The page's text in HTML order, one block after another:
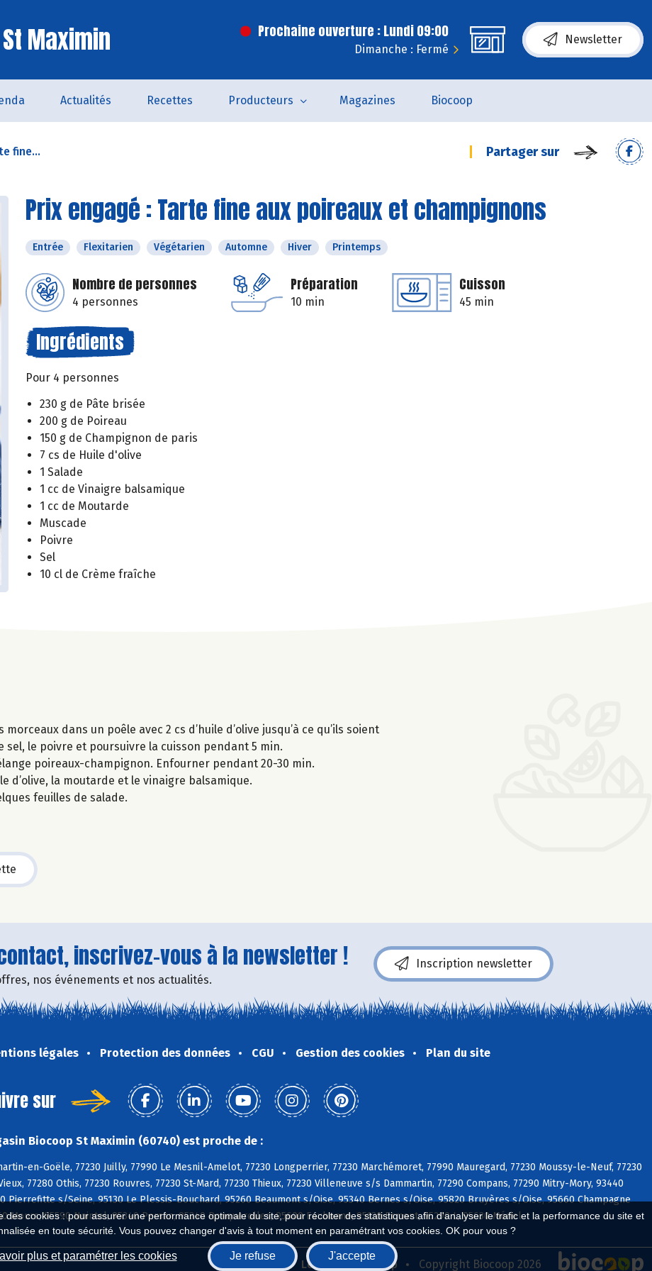
cookies : pour assurer une performance optimale du site, pour récolter des statistiques afin d'analyser le trafic et la performance du site et
en toute sécurité. Vous pouvez changer d'avis à tout moment en paramétrant vos cookies. OK pour vous ?
plus et paramétrer les cookies Je refuse J'accepte
Maximin Prochaine ouverture : Lundi 09:00
Dimanche : Fermé
Newsletter
Actualités Recettes Producteurs Magazines Biocoop
fine... Partager sur
Prix engagé : Tarte fine aux poireaux et champignons
Entrée Flexitarien Végétarien Automne Hiver Printemps
Nombre de personnes
4 personnes
Préparation
10 min
Cuisson
45 min
Ingrédients
Pour 4 personnes
230 g de Pâte brisée
200 g de Poireau
150 g de Champignon de paris
7 cs de Huile d'olive
1 Salade
1 cc de Vinaigre balsamique
1 cc de Moutarde
Muscade
Poivre
Sel
10 cl de Crème fraîche
dans un poêle avec 2 cs d’huile d’olive jusqu’à ce qu’ils soient
le poivre et poursuivre la cuisson pendant 5 min.
poireaux-champignon. Enfourner pendant 20-30 min.
d’olive, la moutarde et le vinaigre balsamique.
feuilles de salade.
inscrivez-vous à la newsletter !
nos événements et nos actualités.
Inscription newsletter
légales Protection des données CGU Gestion des cookies Plan du site
sur
Biocoop St Maximin (60740) est proche de :
en-Goële, 77230 Juilly, 77990 Le Mesnil-Amelot, 77230 Longperrier, 77230 Marchémoret, 77990 Mauregard, 77230 Moussy-le-Neuf, 77230
77280 Othis, 77230 Rouvres, 77230 St-Mard, 77230 Thieux, 77230 Villeneuve s/s Dammartin, 77290 Compans, 77290 Mitry-Mory, 93440
Pierrefitte s/Seine, 95130 Le Plessis-Bouchard, 95260 Beaumont s/Oise, 95340 Bernes s/Oise, 95820 Bruyères s/Oise, 95660 Champagne
Mours, 95590 Nointel, 95340 Persan, 95340 Ronquerolles, 95600 Eaubonne, 95120 Ermont, 95290 L, 95630 Mériel
Biocoop.fr Le réseau Biocoop Copyright Biocoop 2026